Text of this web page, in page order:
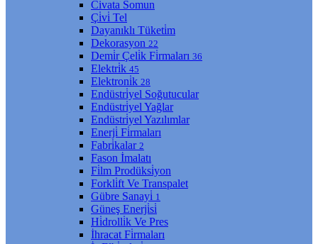
Ci̇vata Somun
Çi̇vi̇ Tel
Dayanıklı Tüketi̇m
Dekorasyon 22
Demi̇r Çeli̇k Fi̇rmaları 36
Elektri̇k 45
Elektroni̇k 28
Endüstri̇yel Soğutucular
Endüstri̇yel Yağlar
Endüstri̇yel Yazılımlar
Enerji̇ Fi̇rmaları
Fabri̇kalar 2
Fason İmalatı
Fi̇lm Prodüksi̇yon
Forkli̇ft Ve Transpalet
Gübre Sanayi̇ 1
Güneş Enerji̇si̇
Hi̇drolli̇k Ve Pres
İhracat Fi̇rmaları